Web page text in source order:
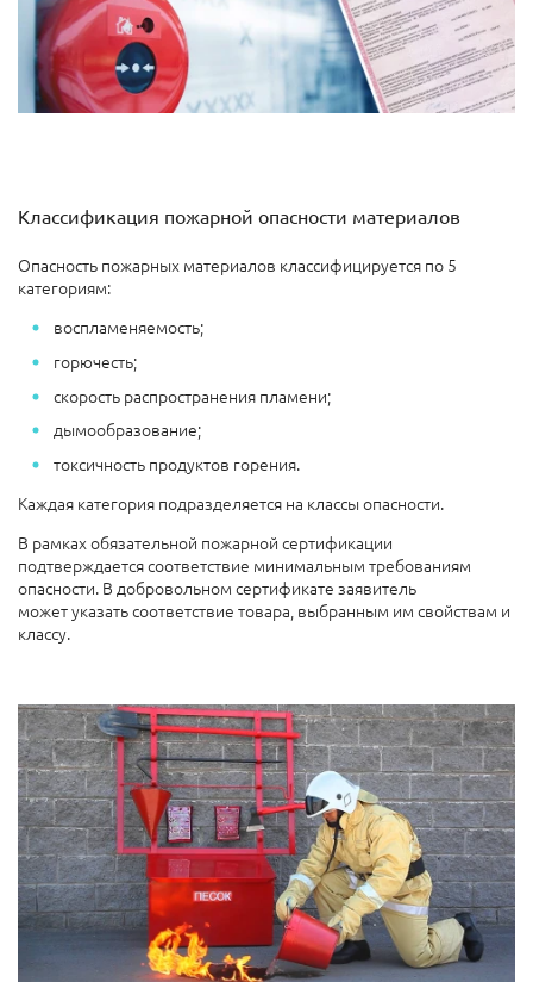
Классификация пожарной опасности материалов
Опасность пожарных материалов классифицируется по 5
категориям:
воспламеняемость;
горючесть;
скорость распространения пламени;
дымообразование;
токсичность продуктов горения.
Каждая категория подразделяется на классы опасности.
В рамках обязательной пожарной сертификации
подтверждается соответствие минимальным требованиям
опасности. В добровольном сертификате заявитель
может указать соответствие товара, выбранным им свойствам и
классу.